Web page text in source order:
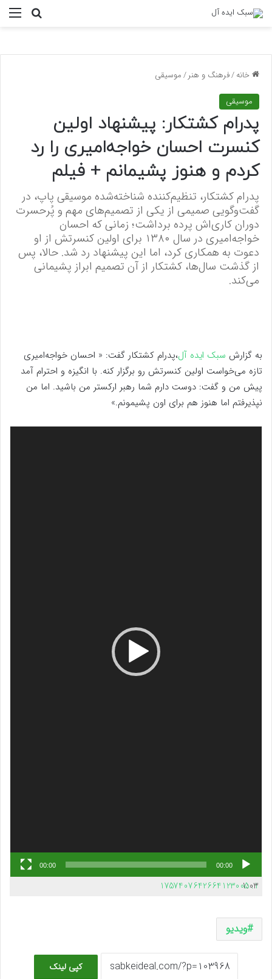
خانه/فرهنگ و هنر/موسیقی
موسیقی
پدرام کشتکار: پیشنهاد اولین
کنسرت احسان خواجه‌امیری را رد
کردم و هنوز پشیمانم + فیلم
پدرام کشتکار، تنظیم‌کننده شناخته‌شده موسیقی پاپ، در
گفت‌وگویی صمیمی از یکی از تصمیم‌های مهم و پُرحسرت
دوران کاری‌اش پرده برداشت؛ زمانی که احسان
خواجه‌امیری در سال ۱۳۸۰ برای اولین کنسرتش از او
دعوت به همکاری کرد، اما این پیشنهاد رد شد. حالا، پس
از گذشت سال‌ها، کشتکار از آن تصمیم ابراز پشیمانی
می‌کند.
به گزارش سبک ایده آل،پدرام کشتکار گفت: « احسان خواجه‌امیری
تازه می‌خواست اولین کنسرتش رو برگزار کنه. با انگیزه و احترام آمد
پیش من و گفت: دوست دارم شما رهبر ارکستر من باشید. اما من
نپذیرفتم اما هنوز هم برای اون پشیمونم.»
00:00
00:00
1.
17574076426641230051:03
ویدیو
کپی لینک